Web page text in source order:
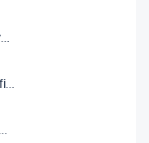
Lecznica dla Zwierząt BONA w Bydgoszczy
Vena. Gabinet weterynaryjny. Profilaktyka, lecznictwo. Kuziel-Zawalich L., lek. wet.
AstroVet Gabinet Weterynaryjny Marta Jaroczyńska